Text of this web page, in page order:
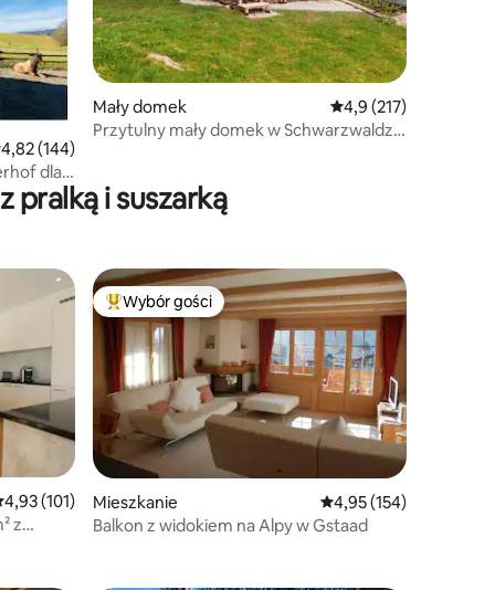
ocena: 4,82 na 5, liczba recenzji: 144
4,82 (144)
dla
Mały domek Średnia ocena: 4,9
4,9 (217)
Przytulny mały domek w Schwarzwaldzie
i suszarką
ocena: 4,93 na 5, liczba recenzji: 101
4,93 (101)
z
Najpopularniejsze z kategorii Wybór gości
Wybór gości
Mieszkanie Średnia ocena: 4,95
4,95 (154)
Balkon z widokiem na Alpy w Gstaad